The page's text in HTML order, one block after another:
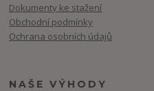
Dokumenty ke stažení
Obchodní podmínky
Ochrana osobních údajů
NAŠE VÝHODY